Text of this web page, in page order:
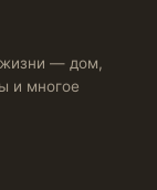
— дом,
и многое